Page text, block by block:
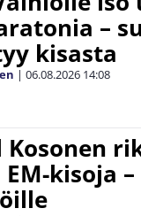
–
kisasta
| 06.08.2026 14:08
Kosonen
EM-kisoja